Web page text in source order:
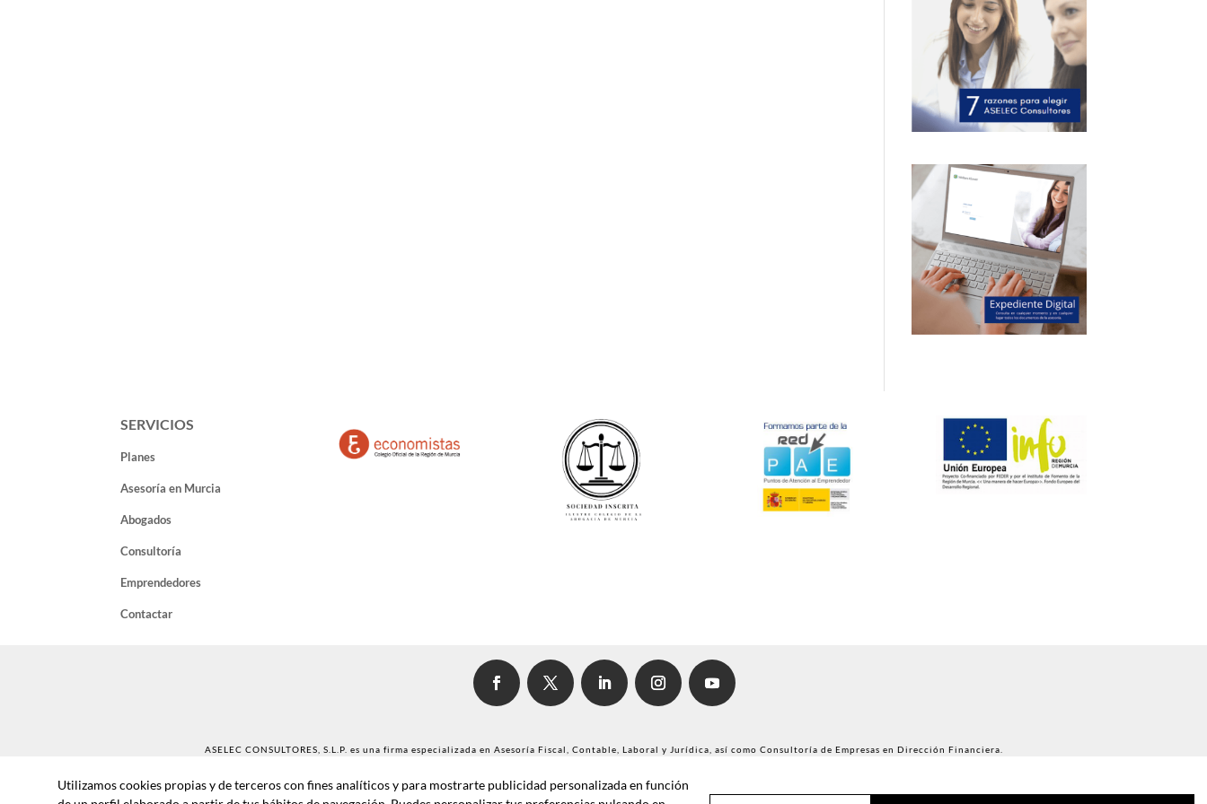
SERVICIOS
Planes
Asesoría en Murcia
Abogados
Consultoría
Emprendedores
Contactar
ASELEC CONSULTORES, S.L.P. es una firma especializada en Asesoría Fiscal, Contable, Laboral y Jurídica, así como Consultoría de Empresas en Dirección Financiera.
Sociedad Profesional Inscrita en el Registro de Sociedades Profesionales del Iltre. Colegio de Economistas de Murcia y el Iltre. Colegio de Abogados de Murcia.
Utilizamos cookies propias y de terceros con fines analíticos y para mostrarte publicidad personalizada en función